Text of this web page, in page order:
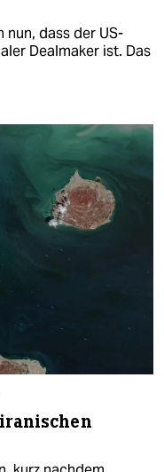
nun, dass der US-
Dealmaker ist. Das